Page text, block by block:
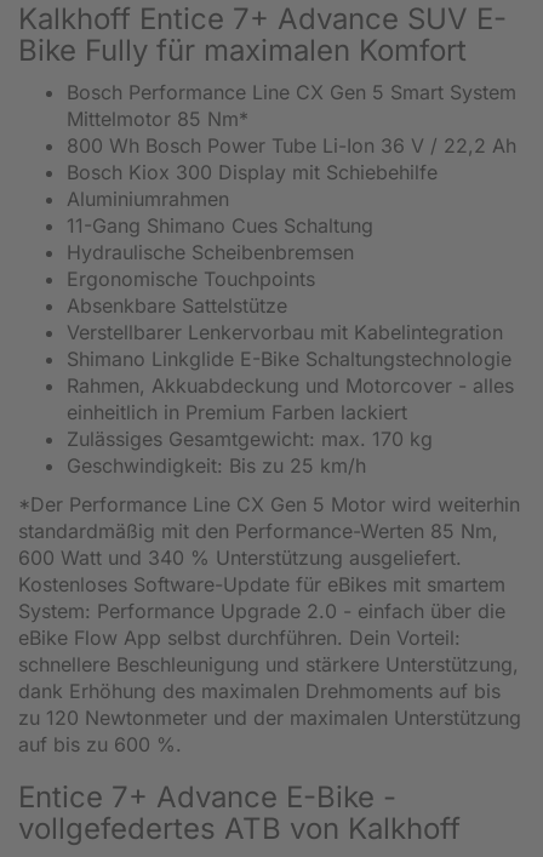
Kalkhoff Entice 7+ Advance SUV E-
Bike Fully für maximalen Komfort
Bosch Performance Line CX Gen 5 Smart System
Mittelmotor 85 Nm*
800 Wh Bosch Power Tube Li-Ion 36 V / 22,2 Ah
Bosch Kiox 300 Display mit Schiebehilfe
Aluminiumrahmen
11-Gang Shimano Cues Schaltung
Hydraulische Scheibenbremsen
Ergonomische Touchpoints
Absenkbare Sattelstütze
Verstellbarer Lenkervorbau mit Kabelintegration
Shimano Linkglide E-Bike Schaltungstechnologie
Rahmen, Akkuabdeckung und Motorcover - alles
einheitlich in Premium Farben lackiert
Zulässiges Gesamtgewicht: max. 170 kg
Geschwindigkeit: Bis zu 25 km/h
*Der Performance Line CX Gen 5 Motor wird weiterhin
standardmäßig mit den Performance-Werten 85 Nm,
600 Watt und 340 % Unterstützung ausgeliefert.
Kostenloses Software-Update für eBikes mit smartem
System: Performance Upgrade 2.0 - einfach über die
eBike Flow App selbst durchführen. Dein Vorteil:
schnellere Beschleunigung und stärkere Unterstützung,
dank Erhöhung des maximalen Drehmoments auf bis
zu 120 Newtonmeter und der maximalen Unterstützung
auf bis zu 600 %.
Entice 7+ Advance E-Bike -
vollgefedertes ATB von Kalkhoff